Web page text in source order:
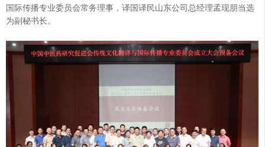
国际传播专业委员会常务理事，译国译民山东公司总经理孟现朋当选
为副秘书长。